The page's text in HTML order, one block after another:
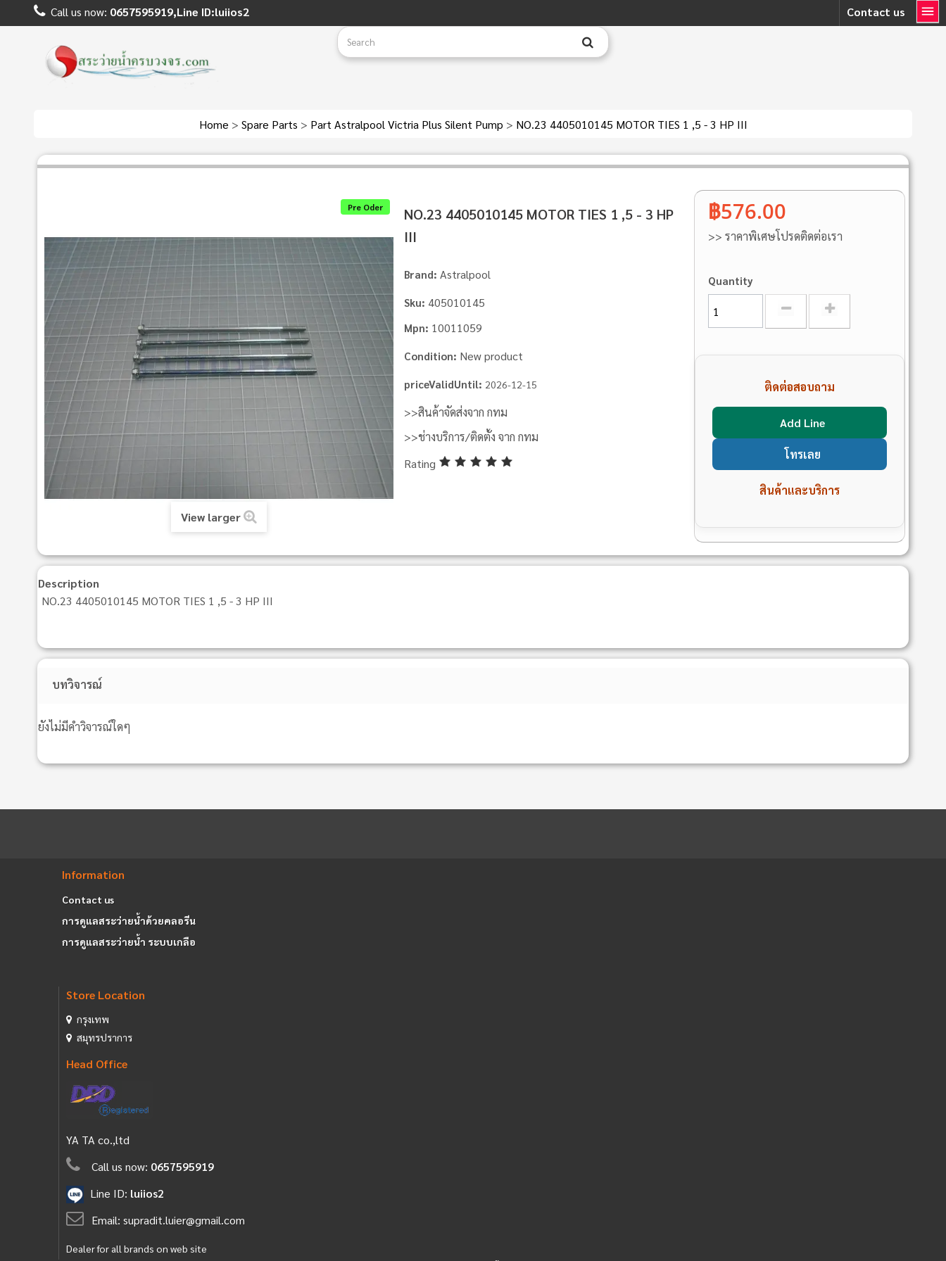
Contact us
Call us now: 0657595919,Line ID:luiios2
Home > Spare Parts > Part Astralpool Victria Plus Silent Pump > NO.23 4405010145 MOTOR TIES 1 ,5 - 3 HP III
Pre Oder
View larger
NO.23 4405010145 MOTOR TIES 1 ,5 - 3 HP
III
Brand: Astralpool
Sku: 405010145
Mpn: 10011059
Condition: New product
priceValidUntil: 2026-12-15
>>สินค้าจัดส่งจาก กทม
>>ช่างบริการ/ติดตั้ง จาก กทม
Rating
฿576.00
>> ราคาพิเศษโปรดติดต่อเรา
Quantity
ติดต่อสอบถาม
Add Line
โทรเลย
สินค้าและบริการ
Description
NO.23 4405010145 MOTOR TIES 1 ,5 - 3 HP III
บทวิจารณ์
ยังไม่มีคำวิจารณ์ใดๆ
Information
Contact us
การดูแลสระว่ายน้ำด้วยคลอรีน
การดูแลสระว่ายน้ำ ระบบเกลือ
Store Location
กรุงเทพ
สมุทรปราการ
Head Office
YA TA co.,ltd
Call us now: 0657595919
Line ID: luiios2
Email: supradit.luier@gmail.com
Dealer for all brands on web site